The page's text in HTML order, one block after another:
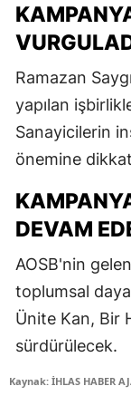
Ramazan
yapılan
Sanayicilerin
önemine
DEVAM
AOSB'nin
toplumsal
Ünite Kan, Bir
sürdürülecek.
Kaynak: İHLAS HABER